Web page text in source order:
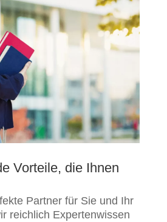
Vorteile, die Ihnen
Partner für Sie und Ihr
reichlich Expertenwissen